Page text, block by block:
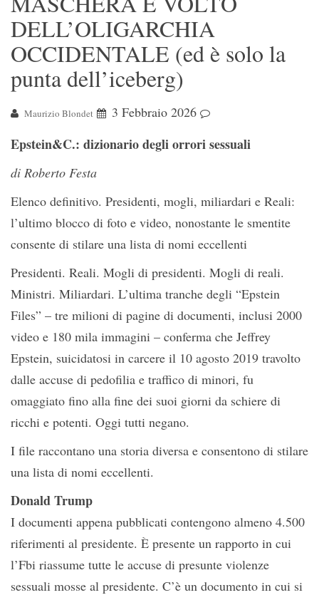
DELL’OLIGARCHIA
OCCIDENTALE (ed è solo la
punta dell’iceberg)
Maurizio Blondet 3 Febbraio 2026
Epstein&C.: dizionario degli orrori sessuali
di Roberto Festa
Elenco definitivo. Presidenti, mogli, miliardari e Reali:
l’ultimo blocco di foto e video, nonostante le smentite
consente di stilare una lista di nomi eccellenti
Presidenti. Reali. Mogli di presidenti. Mogli di reali.
Ministri. Miliardari. L’ultima tranche degli “Epstein
Files” – tre milioni di pagine di documenti, inclusi 2000
video e 180 mila immagini – conferma che Jeffrey
Epstein, suicidatosi in carcere il 10 agosto 2019 travolto
dalle accuse di pedofilia e traffico di minori, fu
omaggiato fino alla fine dei suoi giorni da schiere di
ricchi e potenti. Oggi tutti negano.
I file raccontano una storia diversa e consentono di stilare
una lista di nomi eccellenti.
Donald Trump
I documenti appena pubblicati contengono almeno 4.500
riferimenti al presidente. È presente un rapporto in cui
l’Fbi riassume tutte le accuse di presunte violenze
sessuali mosse al presidente. C’è un documento in cui si